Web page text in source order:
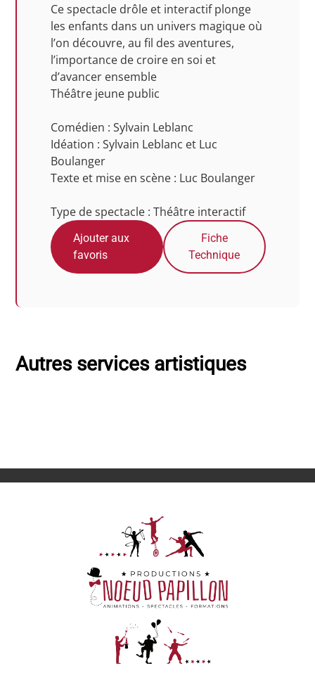
Ce spectacle drôle et interactif plonge
les enfants dans un univers magique où
l’on découvre, au fil des aventures,
l’importance de croire en soi et
d’avancer ensemble
Théâtre jeune public
Comédien : Sylvain Leblanc
Idéation : Sylvain Leblanc et Luc
Boulanger
Texte et mise en scène : Luc Boulanger
Type de spectacle : Théâtre interactif
Ajouter aux
favoris
Fiche
Technique
Autres services artistiques